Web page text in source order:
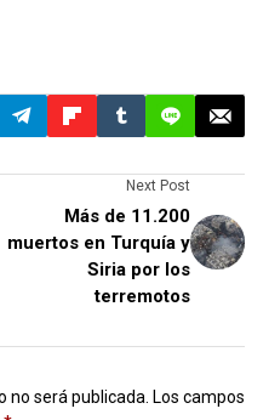
Next Post
Más de 11.200
muertos en Turquía y
Siria por los
terremotos
no será publicada. Los campos